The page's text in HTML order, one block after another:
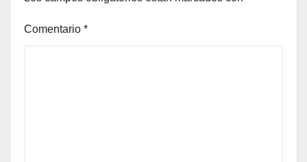
Comentario *